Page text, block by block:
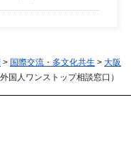
> 国際交流・多文化共生 > 大阪
国人ワンストップ相談窓口）